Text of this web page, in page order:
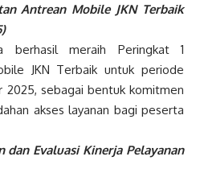
Antrean Mobile JKN Terbaik
berhasil meraih Peringkat 1
JKN Terbaik untuk periode
2025, sebagai bentuk komitmen
akses layanan bagi peserta
dan Evaluasi Kinerja Pelayanan